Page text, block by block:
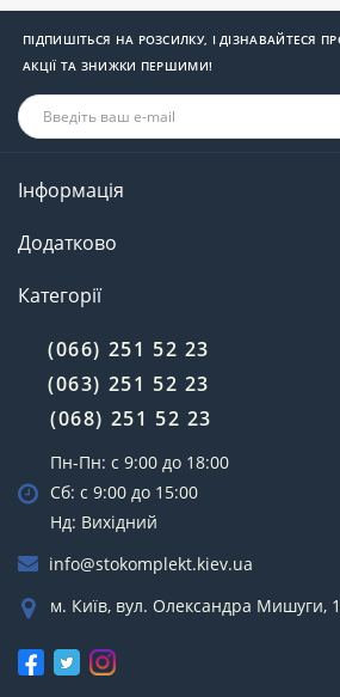
ПІДПИШІТЬСЯ НА РОЗСИЛКУ, І ДІЗНАВАЙТЕСЯ
АКЦІЇ ТА ЗНИЖКИ ПЕРШИМИ!
Інформація
Додатково
Категорії
(066) 251 52 23
(063) 251 52 23
(068) 251 52 23
Пн-Пн: с 9:00 до 18:00
Сб: с 9:00 до 15:00
Нд: Вихідний
info@stokomplekt.kiev.ua
м. Київ, вул. Олександра Мишуги,